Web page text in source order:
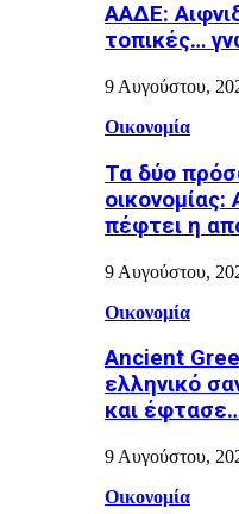
ΑΑΔΕ:
τοπικές…
9 Αυγούστου,
Οικονομία
Τα δύο
οικονομίας:
πέφτει η
9 Αυγούστου,
Οικονομία
Ancient
ελληνικό
και
9 Αυγούστου,
Οικονομία